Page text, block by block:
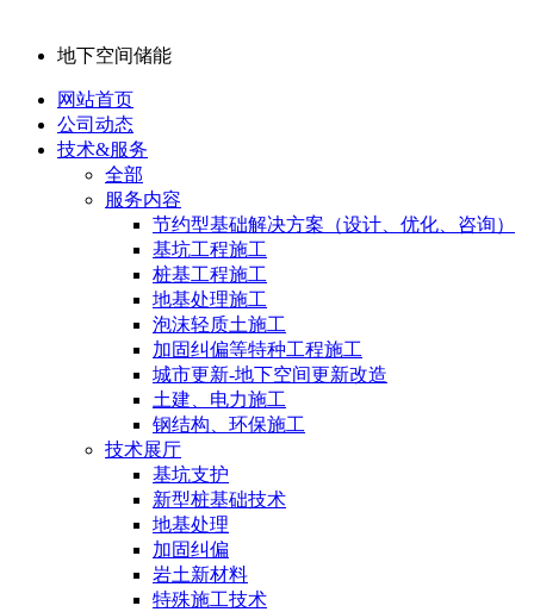
地下空间储能
网站首页
公司动态
技术&服务
全部
服务内容
节约型基础解决方案（设计、优化、咨询）
基坑工程施工
桩基工程施工
地基处理施工
泡沫轻质土施工
加固纠偏等特种工程施工
城市更新-地下空间更新改造
土建、电力施工
钢结构、环保施工
技术展厅
基坑支护
新型桩基础技术
地基处理
加固纠偏
岩土新材料
特殊施工技术